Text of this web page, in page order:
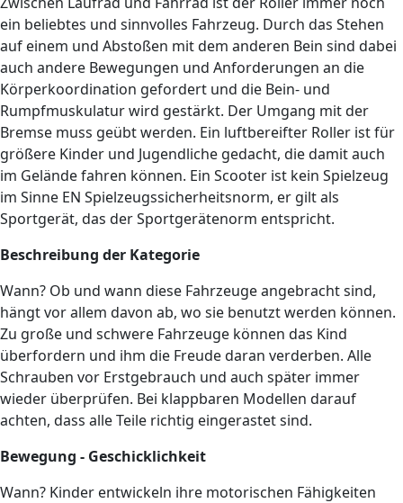
ein beliebtes und sinnvolles Fahrzeug. Durch das Stehen
auf einem und Abstoßen mit dem anderen Bein sind dabei
auch andere Bewegungen und Anforderungen an die
Körperkoordination gefordert und die Bein- und
Rumpfmuskulatur wird gestärkt. Der Umgang mit der
Bremse muss geübt werden. Ein luftbereifter Roller ist für
größere Kinder und Jugendliche gedacht, die damit auch
im Gelände fahren können. Ein Scooter ist kein Spielzeug
im Sinne EN Spielzeugssicherheitsnorm, er gilt als
Sportgerät, das der Sportgerätenorm entspricht.
Beschreibung der Kategorie
Wann? Ob und wann diese Fahrzeuge angebracht sind,
hängt vor allem davon ab, wo sie benutzt werden können.
Zu große und schwere Fahrzeuge können das Kind
überfordern und ihm die Freude daran verderben. Alle
Schrauben vor Erstgebrauch und auch später immer
wieder überprüfen. Bei klappbaren Modellen darauf
achten, dass alle Teile richtig eingerastet sind.
Bewegung - Geschicklichkeit
Wann? Kinder entwickeln ihre motorischen Fähigkeiten